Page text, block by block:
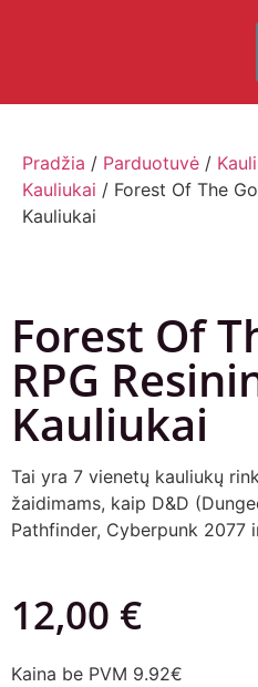
Pradžia / Parduotuvė /
Kauliukai / Forest Of The
Kauliukai
Forest Of
RPG
Kauliukai
Tai yra 7 vienetų kauliukų
žaidimams, kaip D&D
Pathfinder, Cyberpunk 2077
12,00 €
Kaina be PVM 9.92€